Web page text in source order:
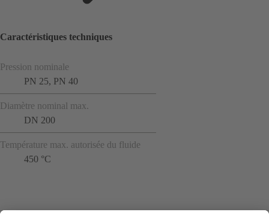
Caractéristiques techniques
Pression nominale
PN 25, PN 40
Diamètre nominal max.
DN 200
Température max. autorisée du fluide
450 °C